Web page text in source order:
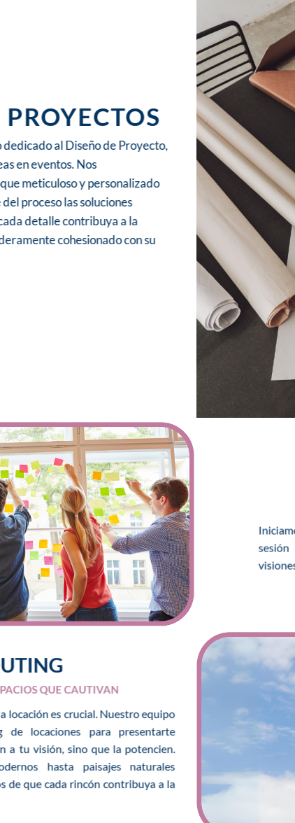
al Diseño de Proyecto,
en eventos. Nos
meticuloso y personalizado
proceso las soluciones
detalle contribuya a la
cohesionado con su
QUE CAUTIVAN
locación es crucial. Nuestro equipo
de locaciones para presentarte
a tu visión, sino que la potencien.
hasta paisajes naturales
de que cada rincón contribuya a la